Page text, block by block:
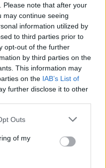
Please note that after your
may continue seeing
information utilized by
to third parties prior to
opt-out of the further
by third parties on the
This information may
on the IAB’s List of
further disclose it to other
Outs
of my
ligos.
futbolo
ligos.
skaudžiausią
tragediją: 2015-
auglio mirė jo
tik 47-eri. Ši